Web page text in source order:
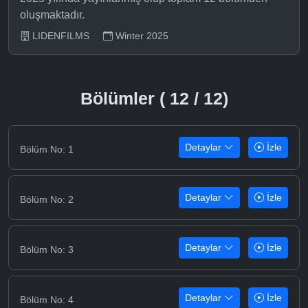
oluşmaktadır.
LIDENFILMS Winter 2025
Bölümler ( 12 / 12)
Bölüm No: 1 Detaylar İzle
Bölüm No: 2 Detaylar İzle
Bölüm No: 3 Detaylar İzle
Bölüm No: 4 Detaylar İzle